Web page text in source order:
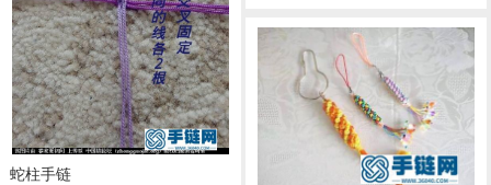
蛇柱手链